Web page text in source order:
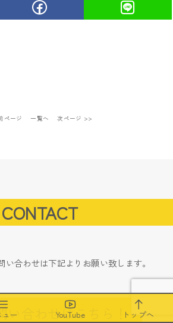
ページ 一覧へ 次ページ >>
CONTACT
い合わせは下記よりお願い致します。
い合わせはこちら！
ュー YouTube トップへ